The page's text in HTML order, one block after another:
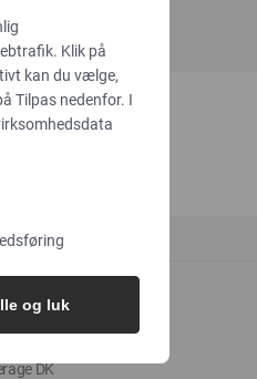
DK
Klik på
kan du vælge,
Tilpas nedenfor. I
og luk